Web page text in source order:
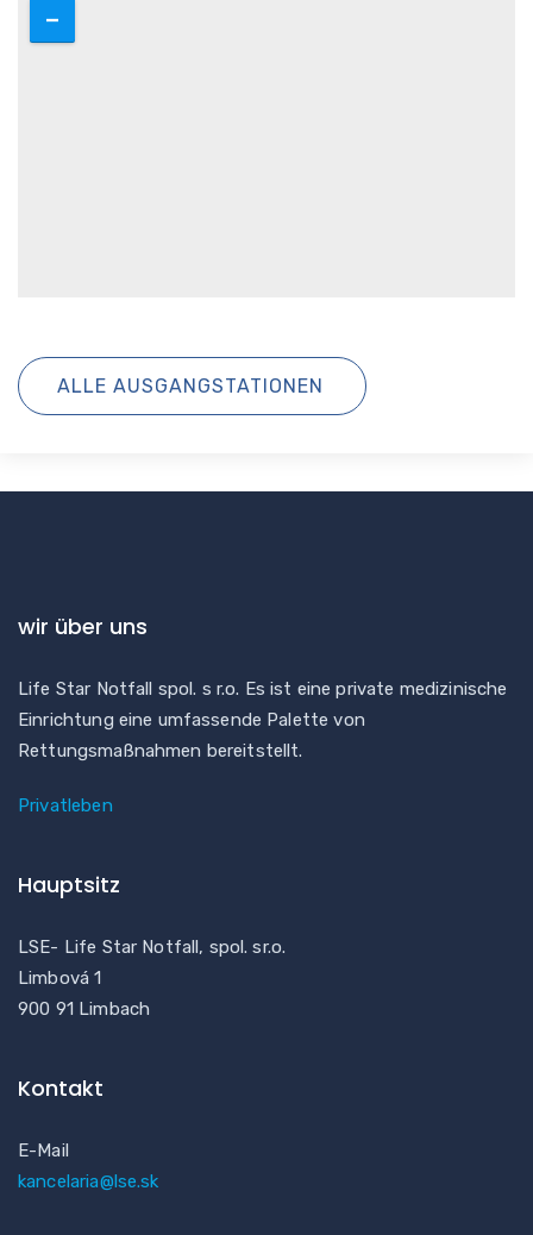
ALLE AUSGANGSTATIONEN
wir über uns
Life Star Notfall spol. s r.o. Es ist eine private medizinische
Einrichtung eine umfassende Palette von
Rettungsmaßnahmen bereitstellt.
Privatleben
Hauptsitz
LSE- Life Star Notfall, spol. sr.o.
Limbová 1
900 91 Limbach
Kontakt
E-Mail
kancelaria@lse.sk